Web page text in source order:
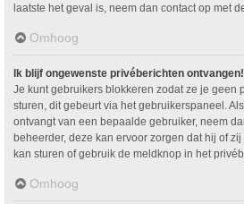
laatste het geval is, neem dan contact op met
Omhoog
Ik blijf ongewenste privéberichten ontvangen!
Je kunt gebruikers blokkeren zodat ze je geen
sturen, dit gebeurt via het gebruikerspaneel.
ontvangt van een bepaalde gebruiker, neem
beheerder, deze kan ervoor zorgen dat hij of
kan sturen of gebruik de meldknop in het
Omhoog